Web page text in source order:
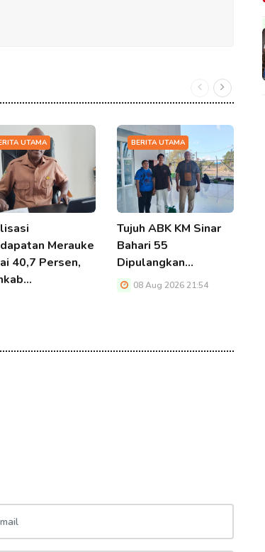
UTAMA
Merauke
40,7 Persen,
BERITA UTAMA
Tujuh ABK KM Sinar
Bahari 55
Dipulangkan…
08 Aug 2026 21:54